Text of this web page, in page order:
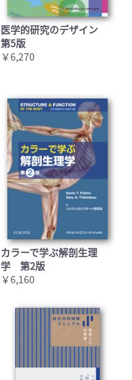
医学的研究のデザイン
第5版
￥6,270
カラーで学ぶ解剖生理
学 第2版
￥6,160